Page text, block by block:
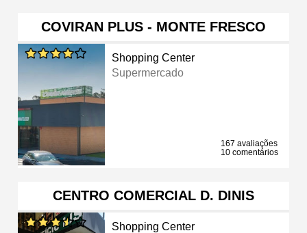
COVIRAN PLUS - MONTE FRESCO
Shopping Center
Supermercado
167 avaliações
10 comentários
CENTRO COMERCIAL D. DINIS
Shopping Center